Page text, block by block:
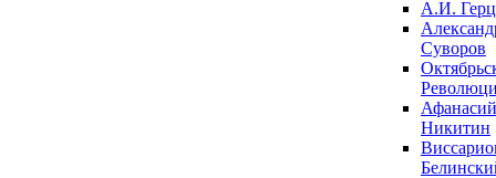
А.И.
Суворов
Афанасий
Никитин